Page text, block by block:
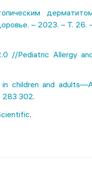
– 2023. – Т. 26.
//Pediatric Allergy
in children and
283 302.
.